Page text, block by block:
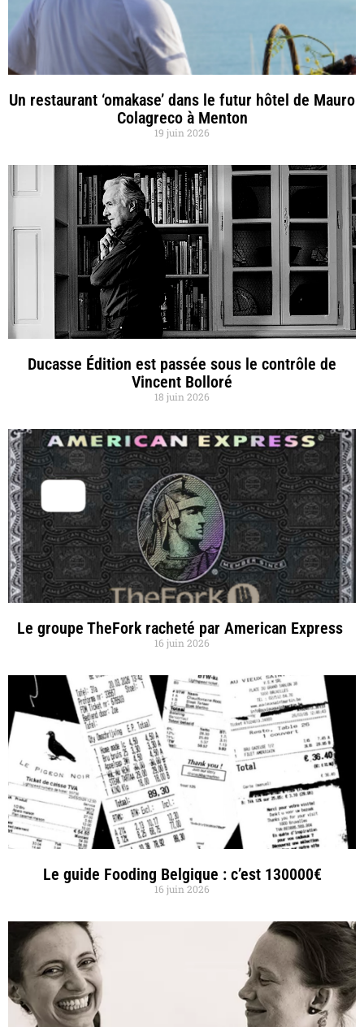
Un restaurant ‘omakase’ dans le futur hôtel de Mauro
Colagreco à Menton
19 juin 2026
Ducasse Édition est passée sous le contrôle de
Vincent Bolloré
18 juin 2026
Le groupe TheFork racheté par American Express
16 juin 2026
Le guide Fooding Belgique : c’est 130000€
16 juin 2026